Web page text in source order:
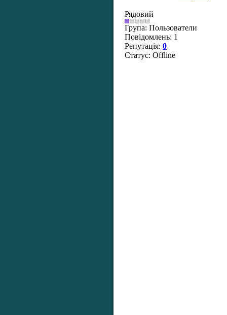
Рядовий
Група: Пользователи
Повідомлень: 1
Репутація: 0
Статус: Offline